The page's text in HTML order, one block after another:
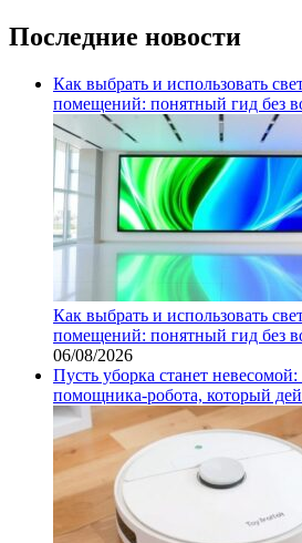
Последние новости
Как выбрать и использовать
помещений: понятный гид без
Как выбрать и использовать
помещений: понятный гид без
06/08/2026
Пусть уборка станет
помощника‑робота, который